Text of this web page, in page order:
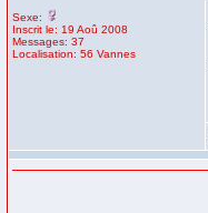
Sexe:
Inscrit le: 19 Aoû 2008
Messages: 37
Localisation: 56 Vannes